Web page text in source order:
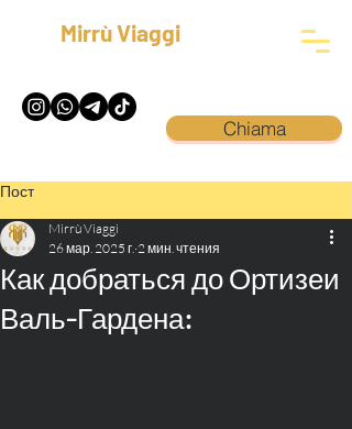
Mirrù Viaggi
Chiama
Пост
Как добраться до Ортизеи
Валь-Гардена:
Mirrù Viaggi
26 мар. 2025 г. 2 мин. чтения